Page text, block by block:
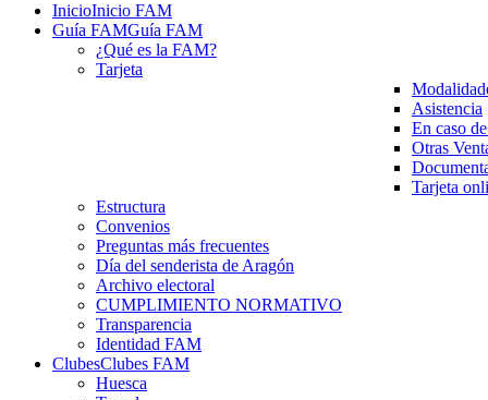
InicioInicio FAM
Guía FAMGuía FAM
¿Qué es la FAM?
Tarjeta
Asistencia
En caso
Otras
Tarjeta
Estructura
Convenios
Preguntas más frecuentes
Día del senderista de Aragón
Archivo electoral
CUMPLIMIENTO NORMATIVO
Transparencia
Identidad FAM
ClubesClubes FAM
Huesca